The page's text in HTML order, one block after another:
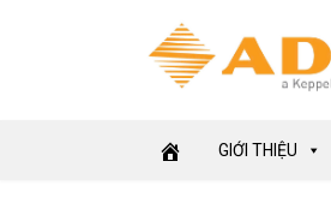
GIỚI THIỆU